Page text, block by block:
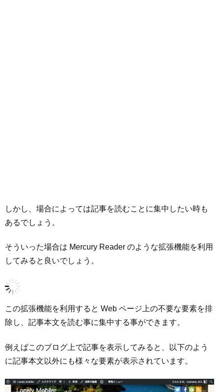
しかし、場合によっては記事を読むことに集中したい時も
あるでしょう。
そういった場合は Mercury Reader のような拡張機能を利用
してみると良いでしょう。
この拡張機能を利用すると Web ページ上の不要な要素を排
除し、記事本文を読む事に集中する事ができます。
例えばこのブログ上で記事を表示してみると、以下のよう
に記事本文以外にも様々な要素が表示されています。